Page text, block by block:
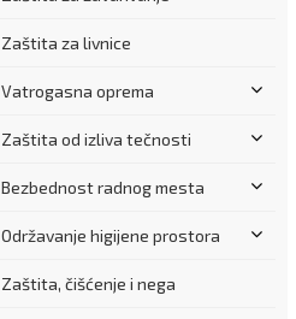
Zaštita za livnice
Vatrogasna oprema
Zaštita od izliva tečnosti
Bezbednost radnog mesta
Održavanje higijene prostora
Zaštita, čišćenje i nega